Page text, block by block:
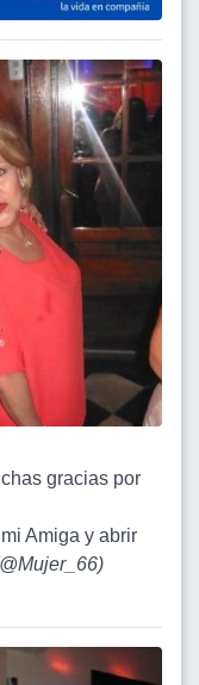
gracias por
Amiga y abrir
@Mujer_66)